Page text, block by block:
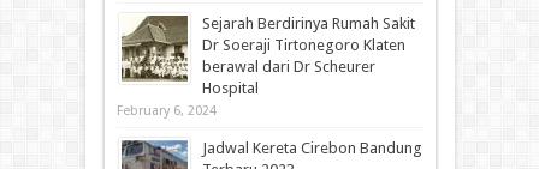
Sejarah Berdirinya Rumah Sakit
Dr Soeraji Tirtonegoro Klaten
berawal dari Dr Scheurer
Hospital
February 6, 2024
Jadwal Kereta Cirebon Bandung